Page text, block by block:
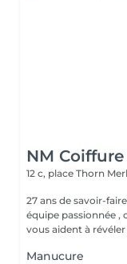
NM
12 c, place Thorn
27 ans de savoir-faire,
équipe passionnée , ces artistes du cheveux et de la beauté,
vous aident à révéler
Manucure